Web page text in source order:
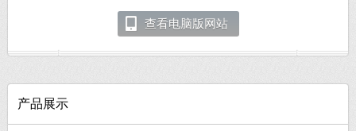
查看电脑版网站
产品展示